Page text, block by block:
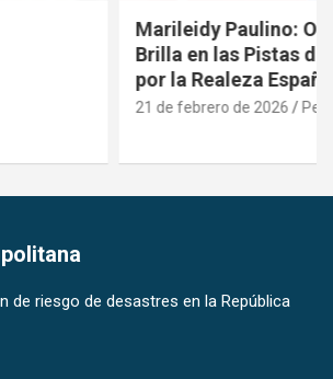
Orgullo Dominicano que
del Mundo y es Reconocida
Pedro Santana
de riesgo de desastres en la República